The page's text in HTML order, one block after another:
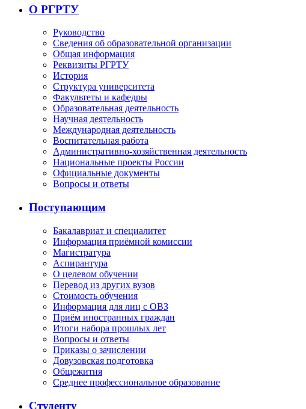
О РГРТУ
Руководство
Сведения об образовательной организации
Общая информация
Реквизиты РГРТУ
История
Структура университета
Факультеты и кафедры
Образовательная деятельность
Научная деятельность
Международная деятельность
Воспитательная работа
Административно-хозяйственная деятельность
Национальные проекты России
Официальные документы
Вопросы и ответы
Поступающим
Бакалавриат и специалитет
Информация приёмной комиссии
Магистратура
Аспирантура
О целевом обучении
Перевод из других вузов
Стоимость обучения
Информация для лиц с ОВЗ
Приём иностранных граждан
Итоги набора прошлых лет
Вопросы и ответы
Приказы о зачислении
Довузовская подготовка
Общежития
Среднее профессиональное образование
Студенту